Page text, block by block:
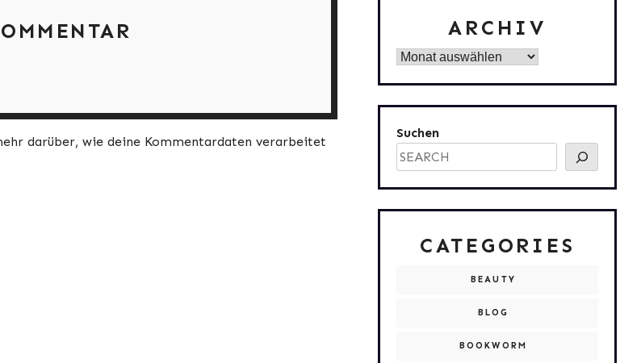
darüber, wie deine Kommentardaten verarbeitet
ARCHIV
Archiv
Suchen
CATEGORIES
BEAUTY
BLOG
BOOKWORM